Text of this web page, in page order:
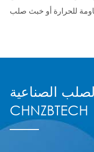
الصناعية
CHNZBTECH